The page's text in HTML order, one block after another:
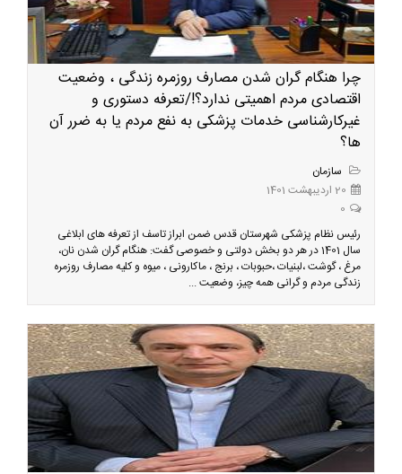
چرا هنگام گران شدن مصارف روزمره زندگی ، وضعیت
اقتصادی مردم اهمیتی ندارد؟!/تعرفه دستوری و
غیرکارشناسی خدمات پزشکی به نفع مردم یا به ضرر آن
ها؟
سازمان
20 اردیبهشت 1401
0
رئیس نظام پزشکی شهرستان قدس ضمن ابراز تاسف از تعرفه های ابلاغی
سال 1401 در هر دو بخش دولتی و خصوصی گفت: هنگام گران شدن نان،
مرغ ، گوشت ،لبنیات ،حبوبات ، برنج ، ماکارونی ، میوه و کلیه مصارف روزمره
زندگی مردم و گرانی همه چیز، وضعیت ...